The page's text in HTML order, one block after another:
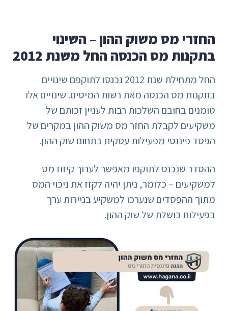
החזרי מס משוק ההון – השינוי
בתקנות מס הכנסה החל משנת 2012
החל מתחילת שנת 2012 נכנסו לתוקפם שינויים
בתקנות מס הכנסה מאת רשות המיסים. שינויים אלו
טומנים בחובם השלכות רבות לעניין זכותם של
משקיעים לקבלת החזר מס משוק ההון במקרים של
הפסד פיננסי מפעילות עסקית בתחום שוק ההון.
ההסדר שנכנס לתוקפו מאפשר לערוך קיזוז מס
למשקיעים – כלומר, ניתן יהיה לקזז את ניכוי המס
מתוך ההפסדים שנערכו למשקיע בניירות ערך
בפעילות כושלת של שוק ההון.